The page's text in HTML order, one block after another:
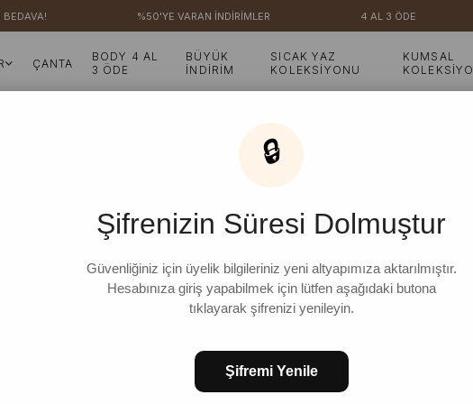
%50'YE VARAN İNDİRİMLER 4 AL 3 ÖDE
ÇANTA
BODY 4 AL
3 ÖDE
BÜYÜK
İNDİRİM
SICAK YAZ
KOLEKSİYONU
KUMSAL
Limonata Baskılı Body & Tereyağ Sarısı Koton Çapraz Kat Etek
Tereyağ Sarısı
İndirim
₺2.899,98
🔒
Şifrenizin Süresi Dolmuştur
Güvenliğiniz için üyelik bilgileriniz yeni altyapımıza aktarılmıştır.
Hesabınıza giriş yapabilmek için lütfen aşağıdaki butona
tıklayarak şifrenizi yenileyin.
Şifremi Yenile